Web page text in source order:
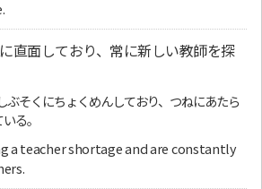
に直面しており、常に新しい教師を探
ぶそくにちょくめんしており、つねにあたら
る。
a teacher shortage and are constantly